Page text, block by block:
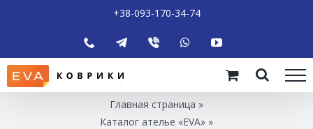
+38-093-170-34-74
Главная страница »
Каталог ателье «EVA» »